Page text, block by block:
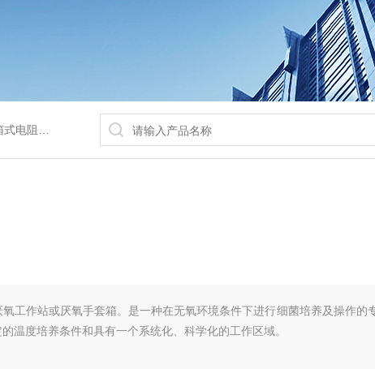
/水浴锅等
氧工作站或厌氧手套箱。是一种在无氧环境条件下进行细菌培养及操作的
温度培养条件和具有一个系统化、科学化的工作区域。